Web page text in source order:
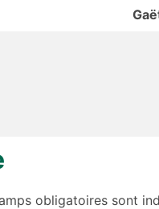
obligatoires sont